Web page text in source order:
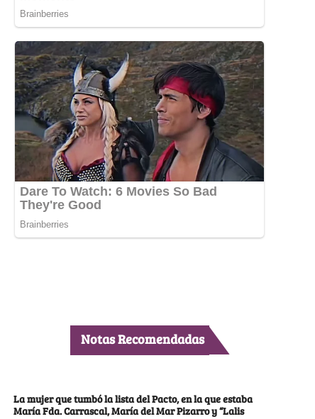
Notas Recomendadas
La mujer que tumbó la lista del Pacto, en la que estaba
María Fda. Carrascal, María del Mar Pizarro y “Lalis